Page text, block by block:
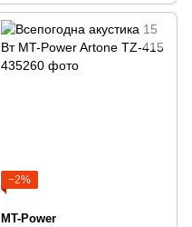
−2%
MT-Power